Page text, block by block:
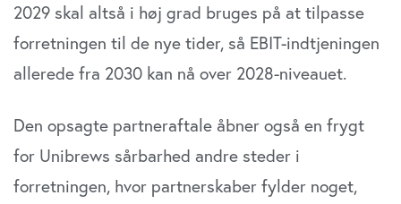
2029 skal altså i høj grad bruges på at tilpasse
forretningen til de nye tider, så EBIT-indtjeningen
allerede fra 2030 kan nå over 2028-niveauet.
Den opsagte partneraftale åbner også en frygt
for Unibrews sårbarhed andre steder i
forretningen, hvor partnerskaber fylder noget,